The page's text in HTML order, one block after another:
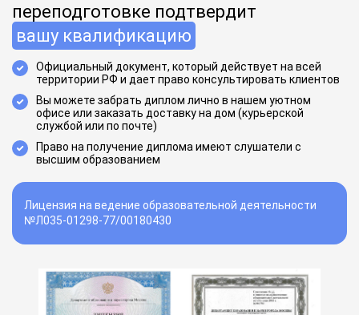
переподготовке подтвердит
вашу квалификацию
Официальный документ, который действует на всей
территории РФ и дает право консультировать клиентов
Вы можете забрать диплом лично в нашем уютном
офисе или заказать доставку на дом (курьерской
службой или по почте)
Право на получение диплома имеют слушатели с
высшим образованием
Лицензия на ведение образовательной деятельности
№Л035-01298-77/00180430